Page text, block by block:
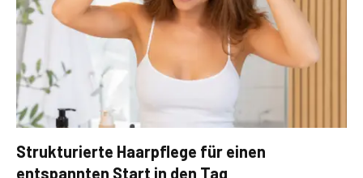
Strukturierte Haarpflege für einen
entspannten Start in den Tag